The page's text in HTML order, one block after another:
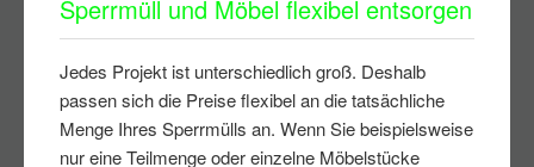
Sperrmüll und Möbel flexibel entsorgen
Jedes Projekt ist unterschiedlich groß. Deshalb
passen sich die Preise flexibel an die tatsächliche
Menge Ihres Sperrmülls an. Wenn Sie beispielsweise
nur eine Teilmenge oder einzelne Möbelstücke